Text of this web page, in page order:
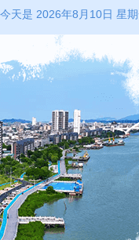
今天是 2026年8月10日 星